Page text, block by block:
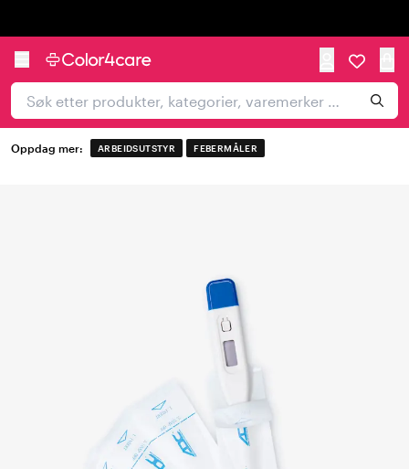
Oppdag mer: ARBEIDSUTSTYR FEBERMÅLER